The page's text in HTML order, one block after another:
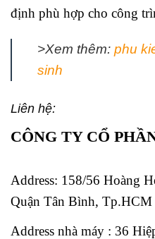
định phù hợp cho công
>Xem thêm: phu
sinh
Liên hệ:
CÔNG TY CỔ
Address: 158/56 Hoàng
Quận Tân Bình, Tp.HCM
Address nhà máy : 36